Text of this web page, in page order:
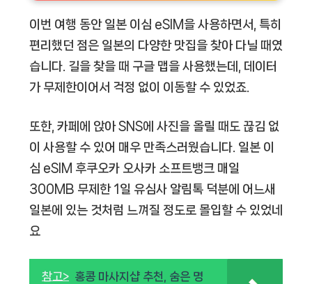
이번 여행 동안 일본 이심 eSIM을 사용하면서, 특히
편리했던 점은 일본의 다양한 맛집을 찾아 다닐 때였
습니다. 길을 찾을 때 구글 맵을 사용했는데, 데이터
가 무제한이어서 걱정 없이 이동할 수 있었죠.
또한, 카페에 앉아 SNS에 사진을 올릴 때도 끊김 없
이 사용할 수 있어 매우 만족스러웠습니다. 일본 이
심 eSIM 후쿠오카 오사카 소프트뱅크 매일
300MB 무제한 1일 유심사 알림톡 덕분에 어느새
일본에 있는 것처럼 느껴질 정도로 몰입할 수 있었네
요
참고> 홍콩 마사지샵 추천, 숨은 명